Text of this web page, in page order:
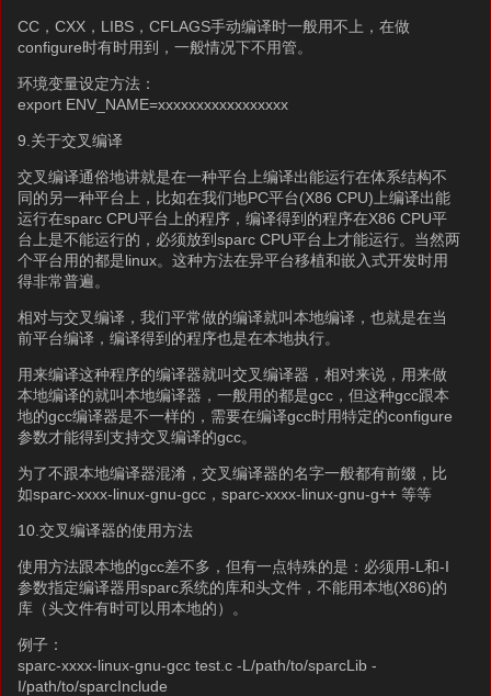
CC，CXX，LIBS，CFLAGS手动编译时一般用不上，在做
configure时有时用到，一般情况下不用管。
环境变量设定方法：
export ENV_NAME=xxxxxxxxxxxxxxxxx
9.关于交叉编译
交叉编译通俗地讲就是在一种平台上编译出能运行在体系结构不
同的另一种平台上，比如在我们地PC平台(X86 CPU)上编译出能
运行在sparc CPU平台上的程序，编译得到的程序在X86 CPU平
台上是不能运行的，必须放到sparc CPU平台上才能运行。当然两
个平台用的都是linux。这种方法在异平台移植和嵌入式开发时用
得非常普遍。
相对与交叉编译，我们平常做的编译就叫本地编译，也就是在当
前平台编译，编译得到的程序也是在本地执行。
用来编译这种程序的编译器就叫交叉编译器，相对来说，用来做
本地编译的就叫本地编译器，一般用的都是gcc，但这种gcc跟本
地的gcc编译器是不一样的，需要在编译gcc时用特定的configure
参数才能得到支持交叉编译的gcc。
为了不跟本地编译器混淆，交叉编译器的名字一般都有前缀，比
如sparc-xxxx-linux-gnu-gcc，sparc-xxxx-linux-gnu-g++ 等等
10.交叉编译器的使用方法
使用方法跟本地的gcc差不多，但有一点特殊的是：必须用-L和-I
参数指定编译器用sparc系统的库和头文件，不能用本地(X86)的
库（头文件有时可以用本地的）。
例子：
sparc-xxxx-linux-gnu-gcc test.c -L/path/to/sparcLib -
I/path/to/sparcInclude